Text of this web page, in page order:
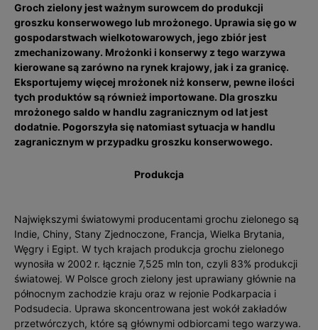
Groch zielony jest ważnym surowcem do produkcji
groszku konserwowego lub mrożonego. Uprawia się go w
gospodarstwach wielkotowarowych, jego zbiór jest
zmechanizowany. Mrożonki i konserwy z tego warzywa
kierowane są zarówno na rynek krajowy, jak i za granicę.
Eksportujemy więcej mrożonek niż konserw, pewne ilości
tych produktów są również importowane. Dla groszku
mrożonego saldo w handlu zagranicznym od lat jest
dodatnie. Pogorszyła się natomiast sytuacja w handlu
zagranicznym w przypadku groszku konserwowego.
Produkcja
Największymi światowymi producentami grochu zielonego są
Indie, Chiny, Stany Zjednoczone, Francja, Wielka Brytania,
Węgry i Egipt. W tych krajach produkcja grochu zielonego
wynosiła w 2002 r. łącznie 7,525 mln ton, czyli 83% produkcji
światowej. W Polsce groch zielony jest uprawiany głównie na
północnym zachodzie kraju oraz w rejonie Podkarpacia i
Podsudecia. Uprawa skoncentrowana jest wokół zakładów
przetwórczych, które są głównymi odbiorcami tego warzywa.